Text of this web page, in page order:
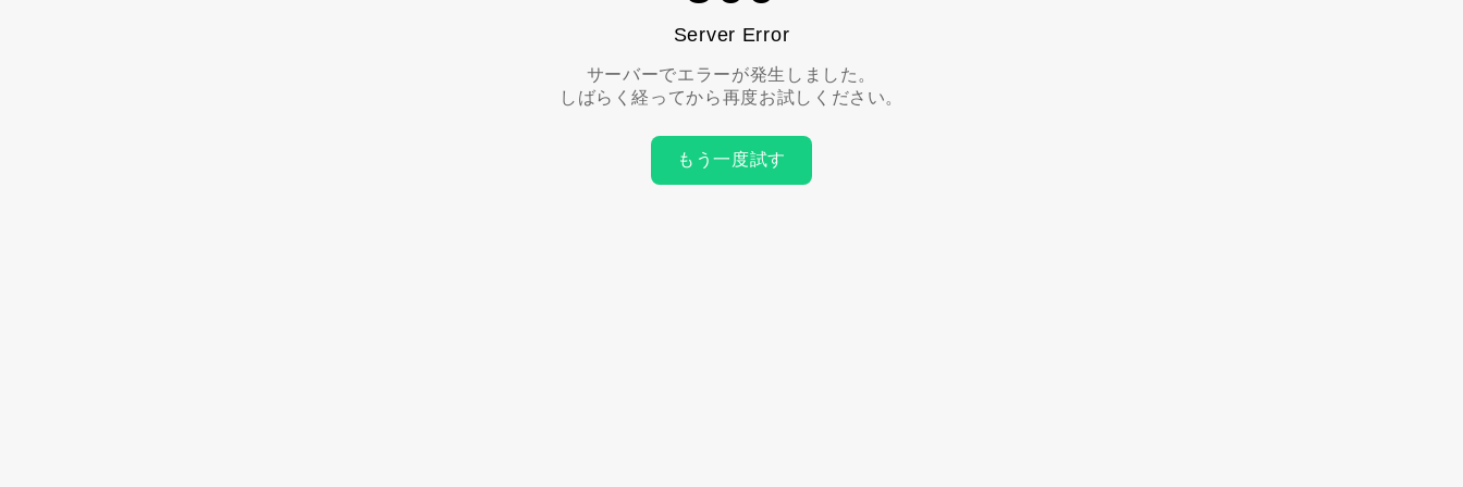
Server Error
サーバーでエラーが発生しました。
しばらく経ってから再度お試しください。
もう一度試す